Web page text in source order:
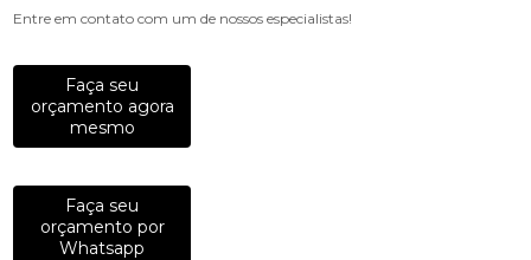
Entre em contato com um de nossos especialistas!
Faça seu
orçamento agora
mesmo
Faça seu
orçamento por
Whatsapp